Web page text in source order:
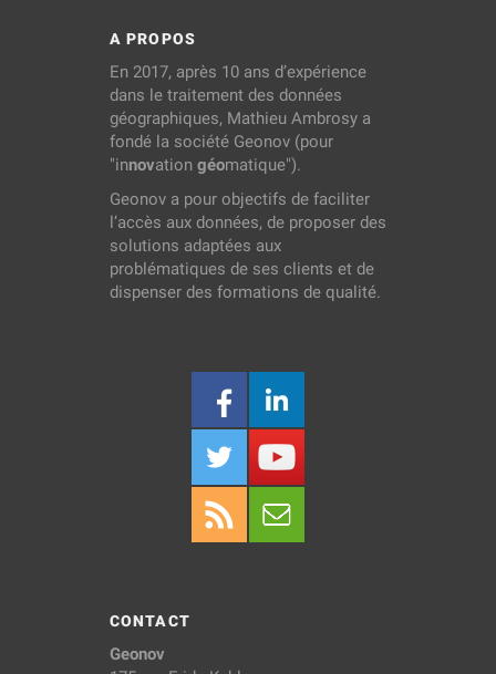
A PROPOS
En 2017, après 10 ans d’expérience
dans le traitement des données
géographiques, Mathieu Ambrosy a
fondé la société Geonov (pour
"innovation géomatique").
Geonov a pour objectifs de faciliter
l’accès aux données, de proposer des
solutions adaptées aux
problématiques de ses clients et de
dispenser des formations de qualité.
CONTACT
Geonov